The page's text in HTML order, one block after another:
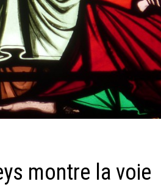
montre la voie